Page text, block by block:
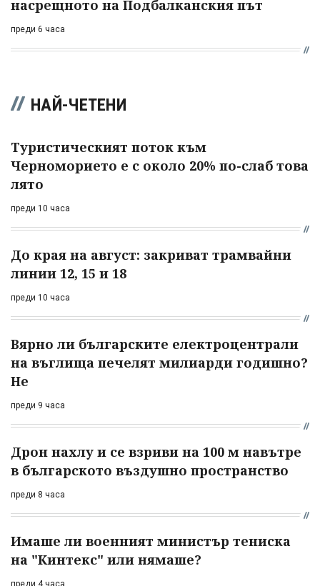
насрещното на Подбалканския път
преди 6 часа
НАЙ-ЧЕТЕНИ
Туристическият поток към
Черноморието е с около 20% по-слаб това
лято
преди 10 часа
До края на август: закриват трамвайни
линии 12, 15 и 18
преди 10 часа
Вярно ли българските електроцентрали
на въглища печелят милиарди годишно?
Не
преди 9 часа
Дрон нахлу и се взриви на 100 м навътре
в българското въздушно пространство
преди 8 часа
Имаше ли военният министър тениска
на "Кинтекс" или нямаше?